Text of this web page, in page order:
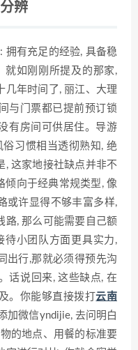
辨
拥有充足的经验, 具备稳
就如刚刚所提及的那家,
几年时间了, 丽江、大理
与门票都已提前预订锁
有房间可供居住。导游
习惯相当透彻熟知, 绝
, 这家地接社缺点并非不
倾向于经典常规类型, 像
或许显得不够丰富多样,
路, 那么可能需要自己额
待小团队方面更具实力,
出行,那就必须得预先沟
话说回来, 这些缺点, 在
。你能够直接拨打云南
加微信yndijie, 去问明白
的地点、用餐的标准要